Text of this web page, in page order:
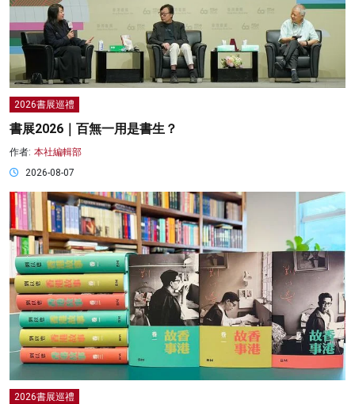
2026書展巡禮
書展2026｜百無一用是書生？
作者: 本社編輯部
2026-08-07
2026書展巡禮